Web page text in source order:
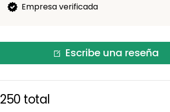
Empresa verificada
Escribe una reseña
250 total